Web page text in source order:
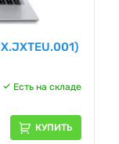
Есть на складе
КУПИТЬ